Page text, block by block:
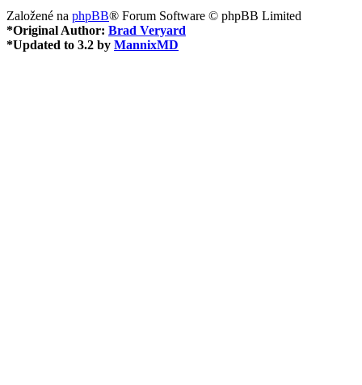
Založené na phpBB® Forum Software © phpBB Limited
*Original Author: Brad Veryard
*Updated to 3.2 by MannixMD